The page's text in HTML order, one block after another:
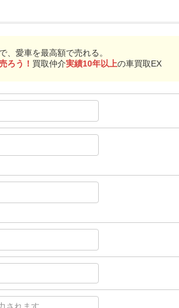
、愛車を最高額で売れる。
ろう！ 買取仲介実績10年以上の車買取EX